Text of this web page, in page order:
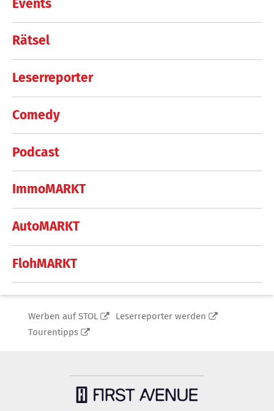
Events
Rätsel
Leserreporter
Comedy
Podcast
ImmoMARKT
AutoMARKT
FlohMARKT
Werben auf STOL
Leserreporter werden
Tourentipps